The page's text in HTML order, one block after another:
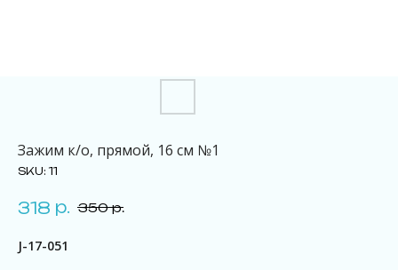
Зажим к/о, прямой, 16 см №1
SKU: 11
318 р. 350 р.
J-17-051